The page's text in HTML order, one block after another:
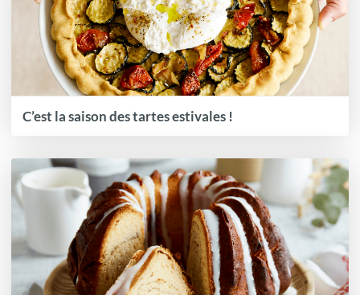
C’est la saison des tartes estivales !